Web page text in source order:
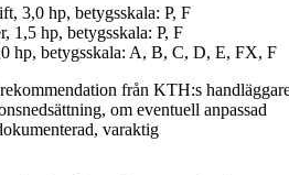
3,0 hp, betygsskala: P, F
1,5 hp, betygsskala: P, F
hp, betygsskala: A, B, C, D, E, FX, F
från KTH:s
om eventuell anpassad
varaktig